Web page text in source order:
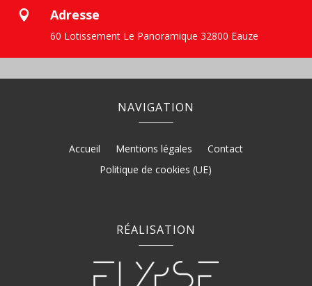
 Adresse
60 Lotissement Le Panoramique 32800 Eauze
NAVIGATION
Accueil Mentions légales
Contact
Politique de cookies (UE)
RÉALISATION